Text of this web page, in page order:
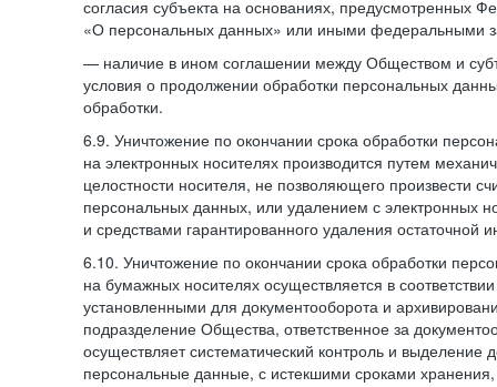
согласия субъекта на основаниях, предусмотренных
«О персональных данных» или иными федеральными
— наличие в ином соглашении между Обществом и
условия о продолжении обработки персональных
обработки.
6.9. Уничтожение по окончании срока обработки
на электронных носителях производится путем
целостности носителя, не позволяющего произвести
персональных данных, или удалением с электронных
и средствами гарантированного удаления остаточной
6.10. Уничтожение по окончании срока обработки
на бумажных носителях осуществляется в
установленными для документооборота и
подразделение Общества, ответственное за
осуществляет систематический контроль и выделение
персональные данные, с истекшими сроками